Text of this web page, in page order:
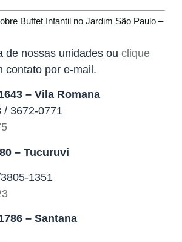
Buffet Infantil no Jardim São Paulo –
de nossas unidades ou clique
contato por e-mail.
– Vila Romana
/ 3672-0771
– Tucuruvi
1351
– Santana